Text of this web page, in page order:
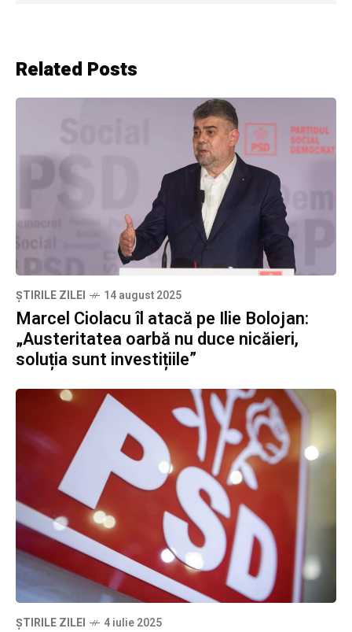
Related Posts
ȘTIRILE ZILEI 14 august 2025
Marcel Ciolacu îl atacă pe Ilie Bolojan:
„Austeritatea oarbă nu duce nicăieri,
soluția sunt investițiile”
ȘTIRILE ZILEI 4 iulie 2025